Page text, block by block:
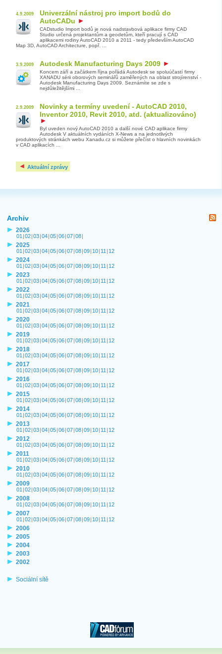
4.9.2009
Univerzální nástroj pro import bodů do
AutoCADu
CADstudio Import bodů je nová nadstavbová aplikace firmy CAD
Studio určená projektantům a geodetům, kteří pracují s CAD
aplikacemi rodiny AutoCAD 2010 a 2011 - tedy především AutoCAD
Map 3D, AutoCAD Architecture, popř. ...
3.9.2009 Autodesk Manufacturing Days 2009
Koncem září a začátkem října pořádá Autodesk se spoluúčastí firmy
XANADU sérii oborových seminářů zaměřených na oblast strojírenství -
Autodesk Manufacturing Days 2009. Seznámíte se zde s
nejdůležitějšími ...
2.9.2009
Novinky a termíny uvedení - AutoCAD 2010,
Inventor 2010, Revit 2010, atd. (aktualizováno)
Byl uveden nový AutoCAD 2010 a další nové CAD aplikace firmy
Autodesk V aktuálních vydáních X-News a na jednotlivých
produktových stránkách webu Xanadu.cz si můžete přečíst o hlavních novinkách
v CAD aplikacích ...
Aktuální zprávy
Archiv
2026
01 |02|03|04|05|06|07|08|
2025
01 |02|03|04|05|06|07|08|09| 10| 11 | 12
2024
01 |02|03|04|05|06|07|08|09| 10| 11 | 12
2023
01 |02|03|04|05|06|07|08|09| 10| 11 | 12
2022
01 |02|03|04|05|06|07|08|09| 10| 11 | 12
2021
01 |02|03|04|05|06|07|08|09| 10| 11 | 12
2020
01 |02|03|04|05|06|07|08|09| 10| 11 | 12
2019
01 |02|03|04|05|06|07|08|09| 10| 11 | 12
2018
01 |02|03|04|05|06|07|08|09| 10| 11 | 12
2017
01 |02|03|04|05|06|07|08|09| 10| 11 | 12
2016
01 |02|03|04|05|06|07|08|09| 10| 11 | 12
2015
01 |02|03|04|05|06|07|08|09| 10| 11 | 12
2014
01 |02|03|04|05|06|07|08|09| 10| 11 | 12
2013
01 |02|03|04|05|06|07|08|09| 10| 11 | 12
2012
01 |02|03|04|05|06|07|08|09| 10| 11 | 12
2011
01 |02|03|04|05|06|07|08|09| 10| 11 | 12
2010
01 |02|03|04|05|06|07|08|09| 10| 11 | 12
2009
01 |02|03|04|05|06|07|08|09| 10| 11 | 12
2008
01 |02|03|04|05|06|07|08|09| 10| 11 | 12
2007
01 |02|03|04|05|06|07|08|09| 10| 11 | 12
2006
2005
2004
2003
2002
Sociální sítě